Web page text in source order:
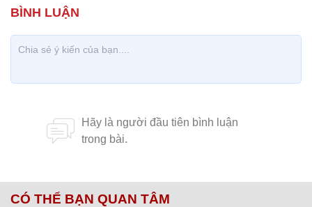
CÓ THỂ BẠN QUAN TÂM